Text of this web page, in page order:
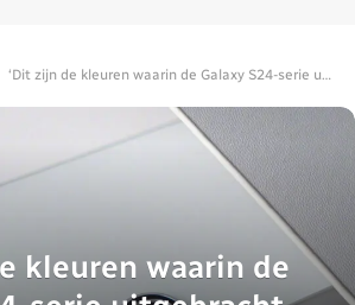
‘Dit zijn de kleuren waarin de Galaxy S24-serie uitgebracht wordt’
kleuren waarin de